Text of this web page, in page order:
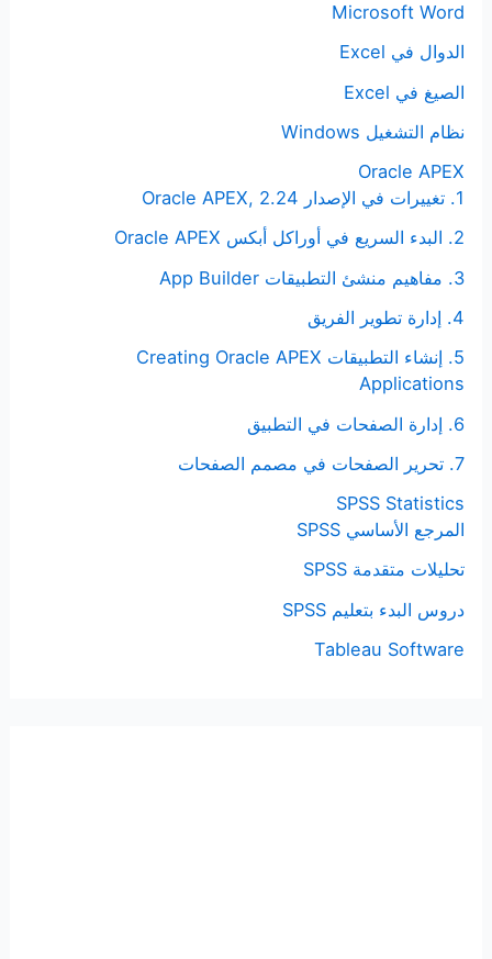
Microsoft Word
الدوال في Excel
الصيغ في Excel
نظام التشغيل Windows
Oracle APEX
1. تغييرات في الإصدار Oracle APEX, 2.24
2. البدء السريع في أوراكل أبكس Oracle APEX
3. مفاهيم منشئ التطبيقات App Builder
4. إدارة تطوير الفريق
5. إنشاء التطبيقات Creating Oracle APEX
Applications
6. إدارة الصفحات في التطبيق
7. تحرير الصفحات في مصمم الصفحات
SPSS Statistics
المرجع الأساسي SPSS
تحليلات متقدمة SPSS
دروس البدء بتعليم SPSS
Tableau Software